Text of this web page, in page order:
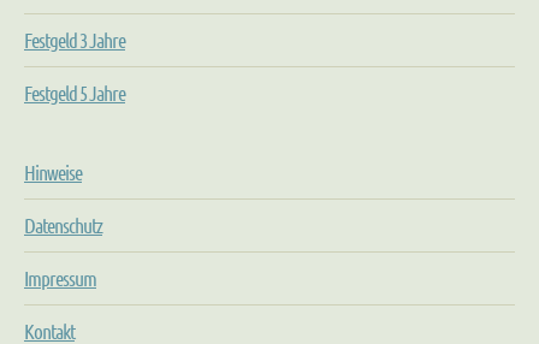
Festgeld 3 Jahre
Festgeld 5 Jahre
Hinweise
Datenschutz
Impressum
Kontakt